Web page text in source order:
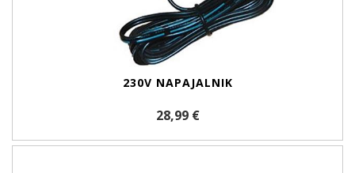
230V NAPAJALNIK
28,99 €